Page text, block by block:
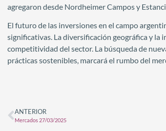
agregaron desde Nordheimer Campos y
El futuro de las inversiones en el campo
significativas. La diversificación geográfica y la
competitividad del sector. La búsqueda de
prácticas sostenibles, marcará el rumbo del
ANTERIOR
Mercados 27/03/2025